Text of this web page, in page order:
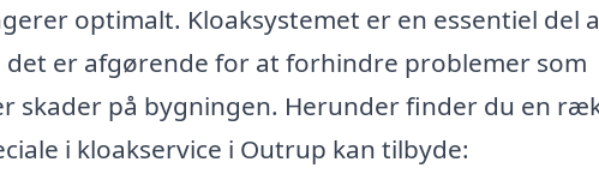
optimalt. Kloaksystemet er en essentiel del
er afgørende for at forhindre problemer som
skader på bygningen. Herunder finder du en
i kloakservice i Outrup kan tilbyde: